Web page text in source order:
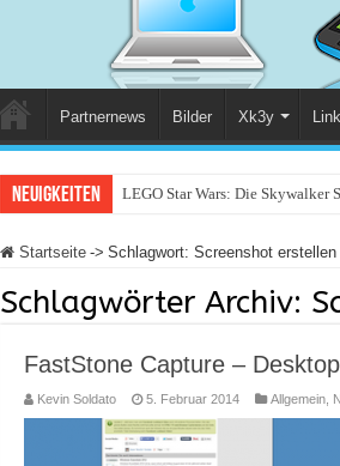
Partnernews Bilder Xk3y
Neuigkeiten LEGO Star Wars: Die Skywalker
Startseite -> Schlagwort: Screenshot erstellen
Schlagwörter Archiv:
FastStone Capture –
Kevin Soldato 5. Februar 2014 Allgemein,